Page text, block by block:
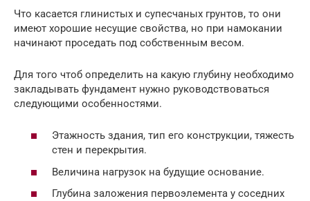
Что касается глинистых и супесчаных грунтов, то они
имеют хорошие несущие свойства, но при намокании
начинают проседать под собственным весом.
Для того чтоб определить на какую глубину необходимо
закладывать фундамент нужно руководствоваться
следующими особенностями.
Этажность здания, тип его конструкции, тяжесть
стен и перекрытия.
Величина нагрузок на будущие основание.
Глубина заложения первоэлемента у соседних